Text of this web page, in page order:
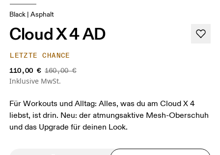
Black | Asphalt
Cloud X 4 AD
LETZTE CHANCE
110,00 € 160,00 €
Inklusive MwSt.
Für Workouts und Alltag: Alles, was du am Cloud X 4
liebst, ist drin. Neu: der atmungsaktive Mesh-Oberschuh
und das Upgrade für deinen Look.